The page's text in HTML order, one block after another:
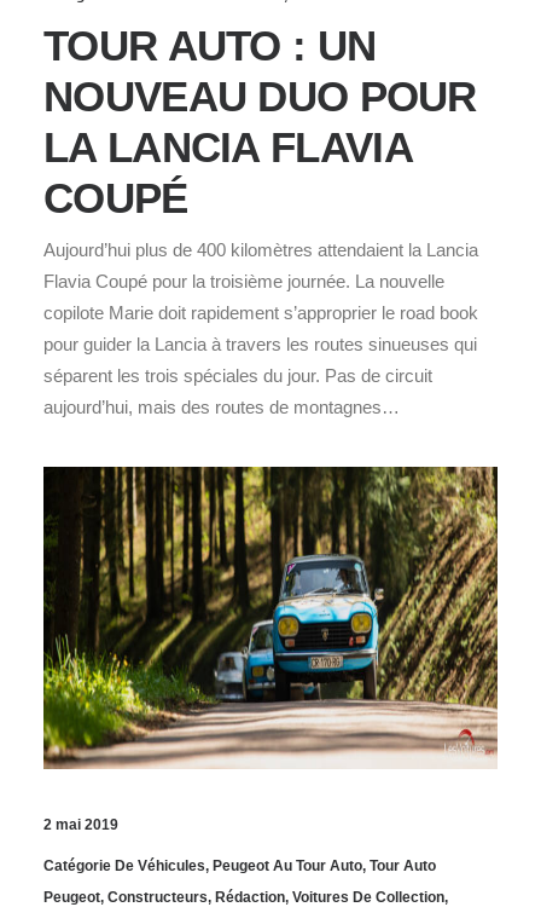
TOUR AUTO : UN
NOUVEAU DUO POUR
LA LANCIA FLAVIA
COUPÉ
Aujourd’hui plus de 400 kilomètres attendaient la Lancia
Flavia Coupé pour la troisième journée. La nouvelle
copilote Marie doit rapidement s’approprier le road book
pour guider la Lancia à travers les routes sinueuses qui
séparent les trois spéciales du jour. Pas de circuit
aujourd’hui, mais des routes de montagnes…
2 mai 2019
Catégorie De Véhicules, Peugeot Au Tour Auto, Tour Auto
Peugeot, Constructeurs, Rédaction, Voitures De Collection,